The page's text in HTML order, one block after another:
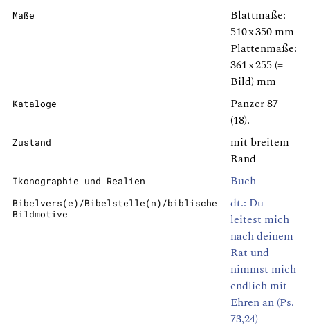
Maße
Blattmaße:
510 x 350 mm
Plattenmaße:
361 x 255 (=
Bild) mm
Kataloge
Panzer 87
(18).
Zustand
mit breitem
Rand
Ikonographie und Realien Buch
Bibelvers(e)/Bibelstelle(n)/biblische
Bildmotive
dt.: Du
leitest mich
nach deinem
Rat und
nimmst mich
endlich mit
Ehren an (Ps.
73,24)